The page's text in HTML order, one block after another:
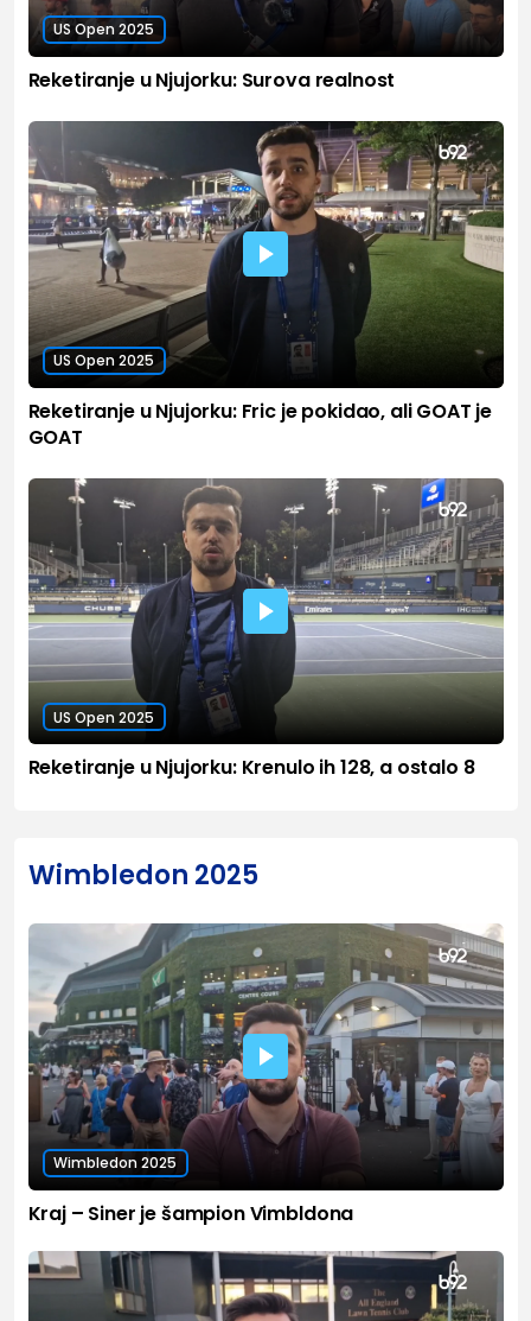
US Open 2025
Reketiranje u Njujorku: Surova realnost
US Open 2025
Reketiranje u Njujorku: Fric je pokidao, ali GOAT je
GOAT
US Open 2025
Reketiranje u Njujorku: Krenulo ih 128, a ostalo 8
Wimbledon 2025
Wimbledon 2025
Kraj – Siner je šampion Vimbldona